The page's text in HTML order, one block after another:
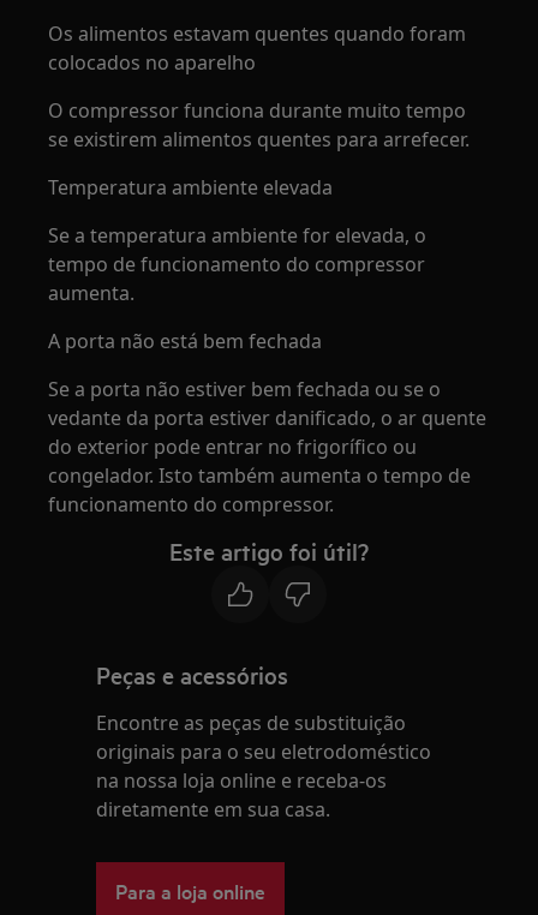
Os alimentos estavam quentes quando foram
colocados no aparelho
O compressor funciona durante muito tempo
se existirem alimentos quentes para arrefecer.
Temperatura ambiente elevada
Se a temperatura ambiente for elevada, o
tempo de funcionamento do compressor
aumenta.
A porta não está bem fechada
Se a porta não estiver bem fechada ou se o
vedante da porta estiver danificado, o ar quente
do exterior pode entrar no frigorífico ou
congelador. Isto também aumenta o tempo de
funcionamento do compressor.
Este artigo foi útil?
Peças e acessórios
Encontre as peças de substituição
originais para o seu eletrodoméstico
na nossa loja online e receba-os
diretamente em sua casa.
Para a loja online